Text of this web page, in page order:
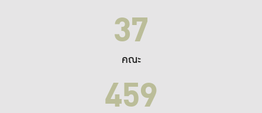
37
คณะ
459